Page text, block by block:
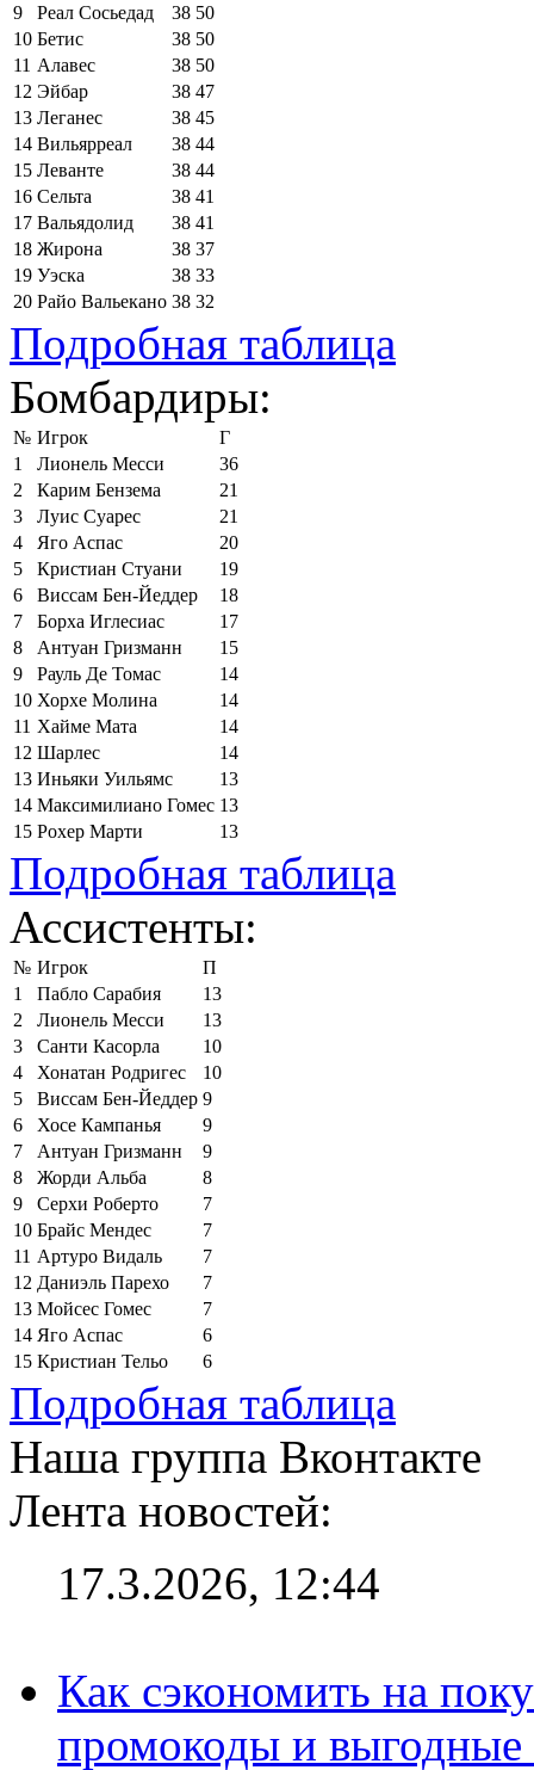
9
Реал Сосьедад 38 50
10 Бетис 38 50
11 Алавес 38 50
12 Эйбар 38 47
13 Леганес 38 45
14 Вильярреал 38 44
15 Леванте 38 44
16 Сельта 38 41
17 Вальядолид 38 41
18 Жирона 38 37
19 Уэска 38 33
20 Райо Вальекано 38 32
Подробная таблица
Бомбардиры:
№ Игрок
Г
1
Лионель Месси
36
2
Карим Бензема
21
3
Луис Суарес
21
4
Яго Аспас
20
5
Кристиан Стуани
19
6
Виссам Бен-Йеддер
18
7
Борха Иглесиас
17
8
Антуан Гризманн
15
9
Рауль Де Томас
14
10 Хорхе Молина
14
11 Хайме Мата
14
12 Шарлес
14
13 Иньяки Уильямс
13
14 Максимилиано Гомес 13
15 Рохер Марти 13
Подробная таблица
Ассистенты:
№ Игрок
П
1
Пабло Сарабия
13
2
Лионель Месси
13
3
Санти Касорла
10
4
Хонатан Родригес
10
5
Виссам Бен-Йеддер 9
6
Хосе Кампанья
9
7
Антуан Гризманн
9
8
Жорди Альба
8
9
Серхи Роберто
7
10 Брайс Мендес
7
11 Артуро Видаль
7
12 Даниэль Парехо
7
13 Мойсес Гомес
7
14 Яго Аспас
6
15 Кристиан Тельо 6
Подробная таблица
Наша группа Вконтакте
Лента новостей:
17.3.2026, 12:44
Как сэкономить на
промокоды и выгодные